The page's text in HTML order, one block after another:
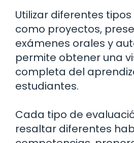
Utilizar diferentes
como proyectos,
exámenes orales y
permite obtener una
completa del
estudiantes.
Cada tipo de
resaltar diferentes